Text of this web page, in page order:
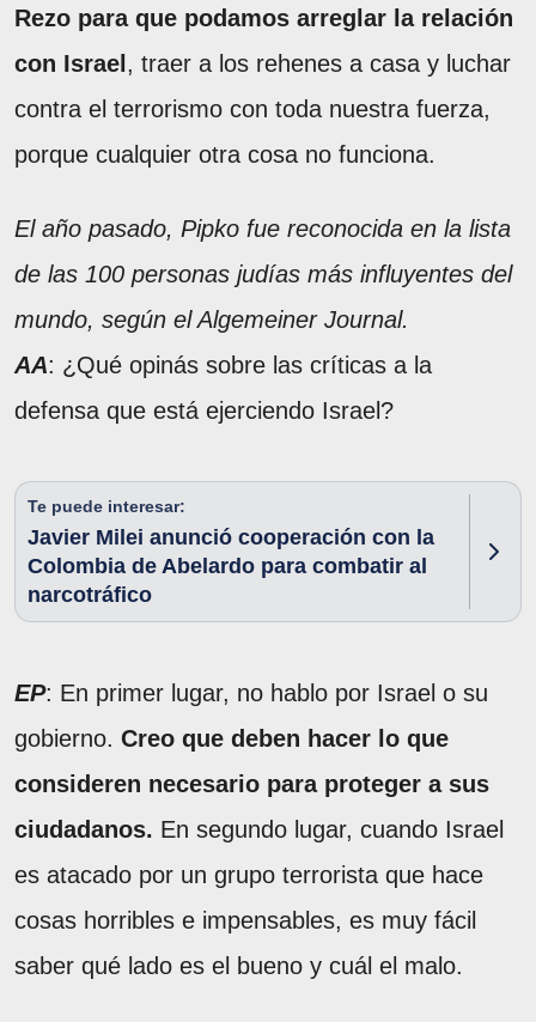
Rezo para que podamos arreglar la relación
con Israel , traer a los rehenes a casa y luchar
contra el terrorismo con toda nuestra fuerza,
porque cualquier otra cosa no funciona.
El año pasado, Pipko fue reconocida en la lista
de las 100 personas judías más influyentes del
mundo, según el Algemeiner Journal.
AA: ¿Qué opinás sobre las críticas a la
defensa que está ejerciendo Israel?
Te puede interesar:
Javier Milei anunció cooperación con la
Colombia de Abelardo para combatir al
narcotráfico
EP: En primer lugar, no hablo por Israel o su
gobierno. Creo que deben hacer lo que
consideren necesario para proteger a sus
ciudadanos. En segundo lugar, cuando Israel
es atacado por un grupo terrorista que hace
cosas horribles e impensables, es muy fácil
saber qué lado es el bueno y cuál el malo.